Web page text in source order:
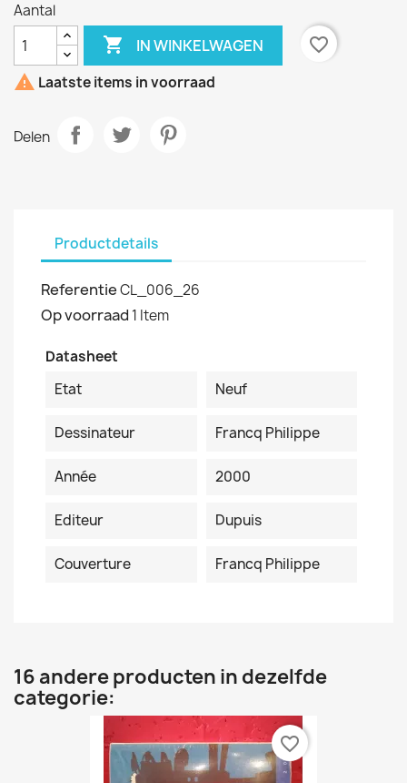
Aantal
 IN WINKELWAGEN
favorite_border
 Laatste items in voorraad
Delen
Productdetails
ReferentieCL_006_26
Op voorraad 1 Item
Datasheet
Etat
Neuf
Dessinateur Francq Philippe
Année 2000
Editeur Dupuis
Couverture Francq Philippe
16 andere producten in dezelfde
categorie:
favorite_border